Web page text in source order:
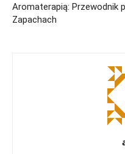
Aromaterapią: Przewodnik
Zapachach